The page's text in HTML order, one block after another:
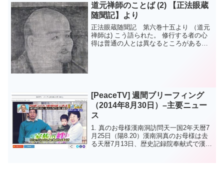
道元禅師のことば (2) 【正法眼蔵
随聞記】より
正法眼蔵随聞記 第六巻十五より （道元
禅師は) こう語られた。 修行する者の心
得は普通の人とは異なるところがある。
[PeaceTV] 週間ブリーフィング
（2014年8月30日）–主要ニュー
ス
1. 真のお母様漢南洞訪問天一国2年天暦7
月25日（陽8.20）漢南洞真のお母様は去
る天暦7月13日、歴史記録院奉献式で漢南